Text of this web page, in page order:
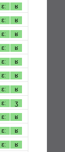
ɛː ʁ
ɛː ʁ
ɛː ʁ
ɛː ʁ
ɛː ʁ
ɛː ʁ
ɛː ʁ
ɛː ʒ
ɛː ʁ
ɛː ʁ
ɛː ʁ